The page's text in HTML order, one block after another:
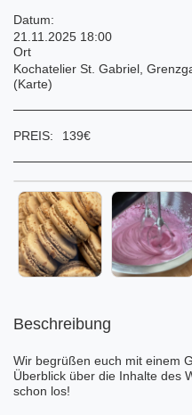
Datum:
21.11.2025 18:00
Ort
Kochatelier St. Gabriel,
(Karte)
PREIS: 139€
Beschreibung
Wir begrüßen euch mit einem
Überblick über die Inhalte des
schon los!